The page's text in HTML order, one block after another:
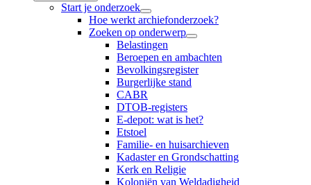
Start je onderzoek
Hoe werkt archiefonderzoek?
Zoeken op onderwerp
Belastingen
Beroepen en ambachten
Bevolkingsregister
Burgerlijke stand
CABR
DTOB-registers
E-depot: wat is het?
Etstoel
Familie- en huisarchieven
Kadaster en Grondschatting
Kerk en Religie
Koloniën van Weldadigheid